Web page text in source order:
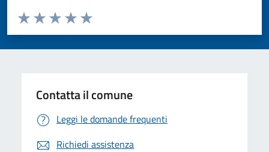
Valuta da 1 a 5 stelle la pagina
Valuta 5 stelle su 5
Valuta 4 stelle su 5
Valuta 3 stelle su 5
Valuta 2 stelle su 5
Valuta 1 stelle su 5
Contatta il comune
Leggi le domande frequenti
Richiedi assistenza